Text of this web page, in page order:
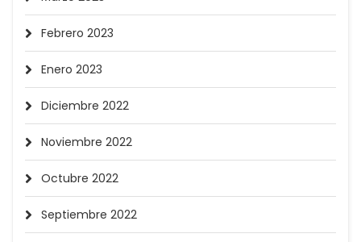
Febrero 2023
Enero 2023
Diciembre 2022
Noviembre 2022
Octubre 2022
Septiembre 2022